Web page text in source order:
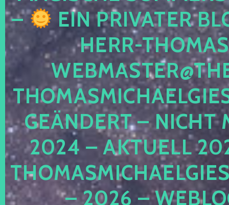
–
EIN PRIVATER
HERR-
GEÄNDERT – NICHT
2024 – AKTUELL
– 2026 –